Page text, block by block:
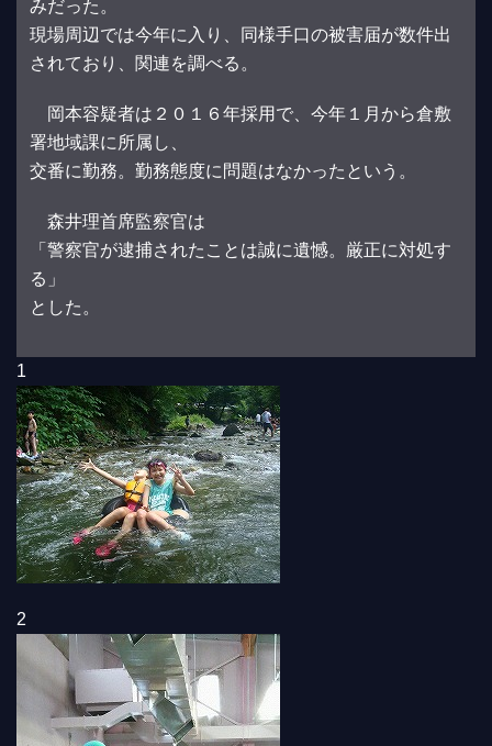
みだった。
現場周辺では今年に入り、同様手口の被害届が数件出
されており、関連を調べる。
岡本容疑者は２０１６年採用で、今年１月から倉敷
署地域課に所属し、
交番に勤務。勤務態度に問題はなかったという。
森井理首席監察官は
「警察官が逮捕されたことは誠に遺憾。厳正に対処す
る」
とした。
1
2